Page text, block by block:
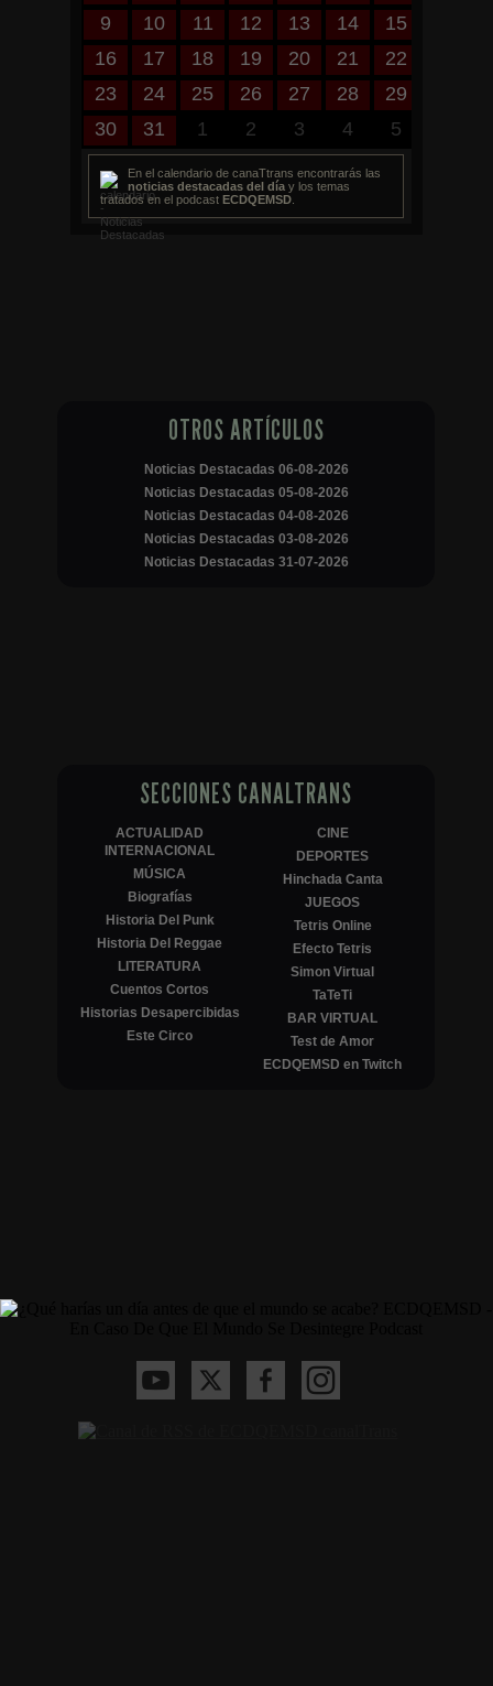
En el calendario de canaTtrans encontrarás las
noticias destacadas del día y los temas
tratados en el podcastECDQEMSD
OTROS ARTÍCULOS
Noticias Destacadas 06-08-2026
Noticias Destacadas 05-08-2026
Noticias Destacadas 04-08-2026
Noticias Destacadas 03-08-2026
Noticias Destacadas 31-07-2026
SECCIONES CANALTRANS
ACTUALIDAD
INTERNACIONAL
MÚSICA
Biografías
Historia Del Punk
Historia Del Reggae
LITERATURA
Cuentos Cortos
Historias Desapercibidas
Este Circo
CINE
DEPORTES
Hinchada Canta
JUEGOS
Tetris Online
Efecto Tetris
Simon Virtual
TaTeTi
BAR VIRTUAL
Test de Amor
ECDQEMSD en Twitch